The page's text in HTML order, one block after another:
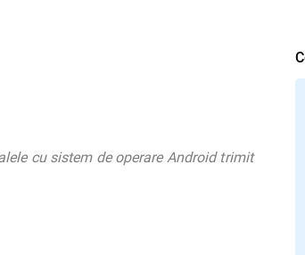
cu sistem de operare Android trimit